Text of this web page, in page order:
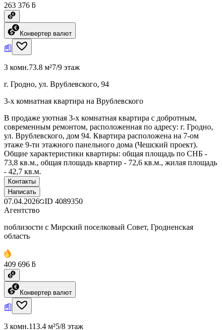
263 376 ƃ
Конвертер валют
3 комн.73.8 м²7/9 этаж
г. Гродно, ул. Врублевского, 94
3-х комнатная квартира на Врублевского
В продаже уютная 3-х комнатная квартира с добротным,
современным ремонтом, расположенная по адресу: г. Гродно,
ул. Врублевского, дом 94. Квартира расположена на 7-ом
этаже 9-ти этажного панельного дома (Чешский проект).
Общие характеристики квартиры: общая площадь по СНБ -
73,8 кв.м., общая площадь квартир - 72,6 кв.м., жилая площадь
- 42,7 кв.м.
Контакты
Написать
07.04.2026 ID 4089350
Агентство
поблизости с Мирский поселковый Совет, Гродненская
область
409 696 ƃ
Конвертер валют
3 комн.113.4 м²5/8 этаж